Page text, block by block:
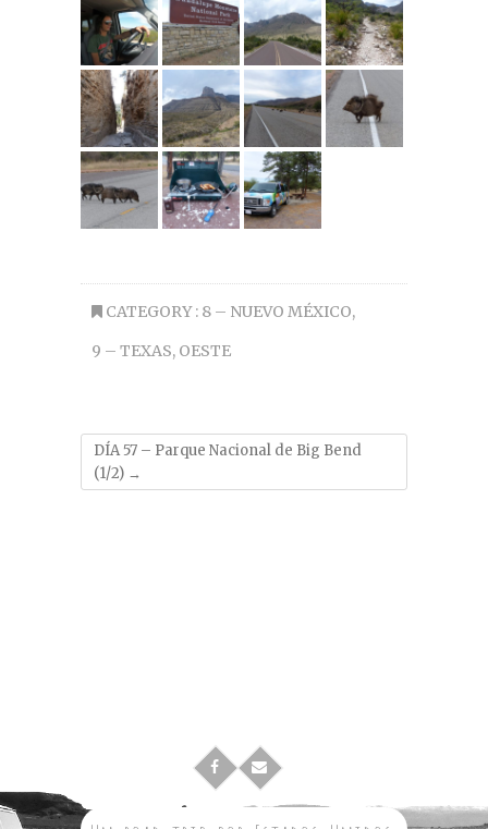
CATEGORY : 8 – NUEVO MÉXICO,
9 – TEXAS, OESTE
DÍA 57 – Parque Nacional de Big Bend
(1/2) →